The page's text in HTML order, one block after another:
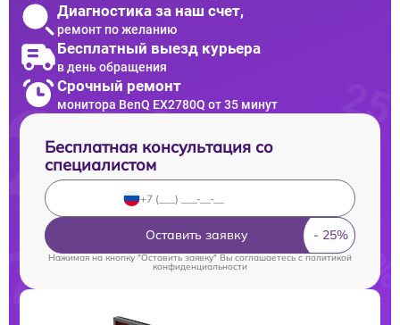
Диагностика за наш счет,
ремонт по желанию
Бесплатный выезд курьера
в день обращения
Срочный ремонт
монитора BenQ EX2780Q от 35 минут
Бесплатная консультация со
специалистом
Оставить заявку
Нажимая на кнопку "Оставить заявку" Вы соглашаетесь cполитикой
конфиденциальности